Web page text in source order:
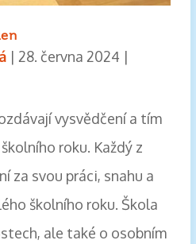
| 28. června 2024 |
vysvědčení a tím
roku. Každý z
za svou práci, snahu a
školního roku. Škola
ale také o osobním